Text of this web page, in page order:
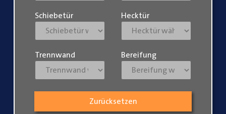
Schiebetür Hecktür
Trennwand Bereifung
Zurücksetzen